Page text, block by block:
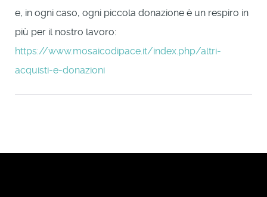
e, in ogni caso, ogni piccola donazione è un respiro in
più per il nostro lavoro:
https://www.mosaicodipace.it/index.php/altri-
acquisti-e-donazioni